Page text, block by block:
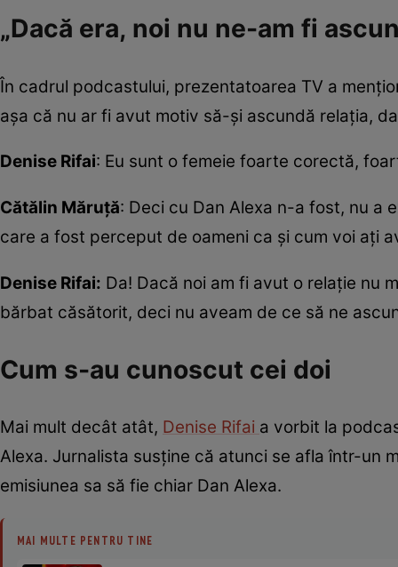
„Dacă era, noi nu ne-am fi
În cadrul podcastului, prezentatoarea TV a
așa că nu ar fi avut motiv să-și ascundă relația,
Denise Rifai: Eu sunt o femeie foarte corectă,
Cătălin Măruță: Deci cu Dan Alexa n-a fost, nu a
care a fost perceput de oameni ca și cum voi ați
Denise Rifai: Da! Dacă noi am fi avut o relație nu
bărbat căsătorit, deci nu aveam de ce să ne
Cum s-au cunoscut cei doi
Mai mult decât atât, Denise Rifai a vorbit la
Alexa. Jurnalista susține că atunci se afla într-un
emisiunea sa să fie chiar Dan Alexa.
MAI MULTE PENTRU TINE